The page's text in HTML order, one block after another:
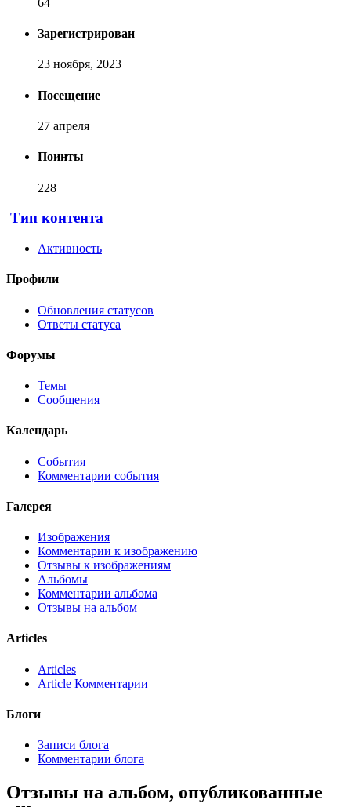
64
Зарегистрирован
23 ноября, 2023
Посещение
27 апреля
Поинты
228
Тип контента
Активность
Профили
Обновления статусов
Ответы статуса
Форумы
Темы
Сообщения
Календарь
События
Комментарии события
Галерея
Изображения
Комментарии к изображению
Отзывы к изображениям
Альбомы
Комментарии альбома
Отзывы на альбом
Articles
Articles
Article Комментарии
Блоги
Записи блога
Комментарии блога
Отзывы на альбом, опубликованные